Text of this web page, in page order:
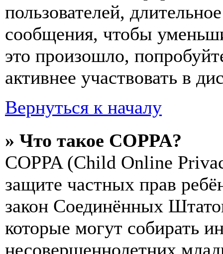
пользователей,
сообщения, чтобы
это произошло,
активнее участвовать в
Вернуться к началу
» Что такое COPPA?
COPPA (Child Online
защите частных прав
закон Соединённых
которые могут собирать
несовершеннолетних